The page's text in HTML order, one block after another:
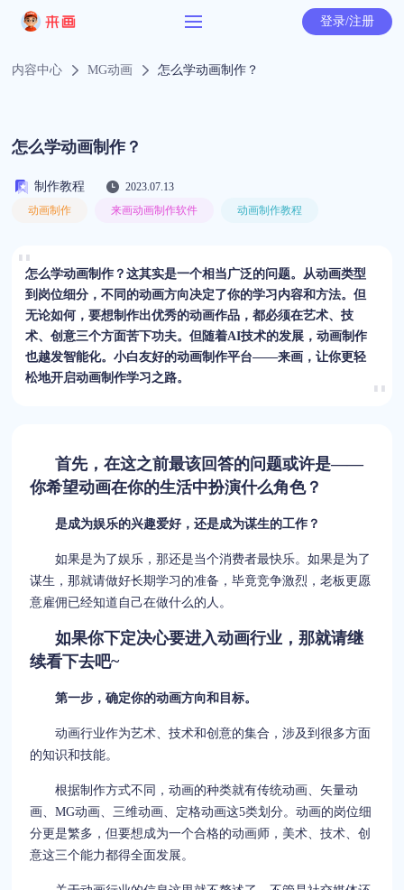
登录/注册
内容中心 MG动画 怎么学动画制作？
怎么学动画制作？
制作教程
2023.07.13
动画制作
来画动画制作软件 动画制作教程
怎么学动画制作？这其实是一个相当广泛的问题。从动画类型
到岗位细分，不同的动画方向决定了你的学习内容和方法。但
无论如何，要想制作出优秀的动画作品，都必须在艺术、技
术、创意三个方面苦下功夫。但随着AI技术的发展，动画制作
也越发智能化。小白友好的动画制作平台——来画，让你更轻
松地开启动画制作学习之路。
首先，在这之前最该回答的问题或许是——
你希望动画在你的生活中扮演什么角色？
是成为娱乐的兴趣爱好，还是成为谋生的工作？
如果是为了娱乐，那还是当个消费者最快乐。如果是为了
谋生，那就请做好长期学习的准备，毕竟竞争激烈，老板更愿
意雇佣已经知道自己在做什么的人。
如果你下定决心要进入动画行业，那就请继
续看下去吧~
第一步，确定你的动画方向和目标。
动画行业作为艺术、技术和创意的集合，涉及到很多方面
的知识和技能。
根据制作方式不同，动画的种类就有传统动画、矢量动
画、MG动画、三维动画、定格动画这5类划分。动画的岗位细
分更是繁多，但要想成为一个合格的动画师，美术、技术、创
意这三个能力都得全面发展。